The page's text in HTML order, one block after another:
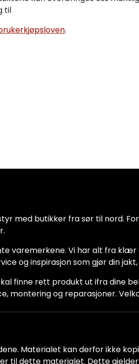
til
.
med butikker fra sør til nord.
varemerkene. Vi har alt fra
og inspirasjon som gjør din
finne rett produkt ut ifra dine
montering og reparasjoner.
Materialet kan derfor ikke
til dette materialet. Dette